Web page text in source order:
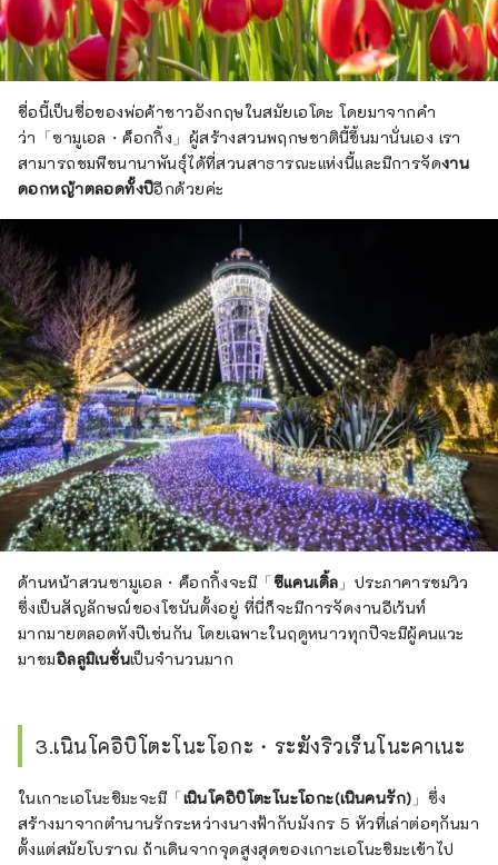
ชื่อนี้เป็นชื่อของพ่อค้าชาวอังกฤษในสมัยเอโดะ โดยมาจากคำ
ว่า「ซามูเอล・ค็อกกิ้ง」ผู้สร้างสวนพฤกษชาตินี้ขึ้นมานั่นเอง เรา
สามารถชมพืชนานาพันธุ์ได้ที่สวนสาธารณะแห่งนี้และมีการจัดงาน
ดอกหญ้าตลอดทั้งปีอีกด้วยค่ะ
ด้านหน้าสวนซามูเอล・ค็อกกิ้งจะมี「ซีแคนเดิ้ล 」ประภาคารชมวิว
ซึ่งเป็นสัญลักษณ์ของโชนันตั้งอยู่ ที่นี่ก็จะมีการจัดงานอีเว้นท์
มากมายตลอดทังปีเช่นกัน โดยเฉพาะในฤดูหนาวทุกปีจะมีผู้คนแวะ
มาชมอิลลูมิเนชั่นเป็นจำนวนมาก
3.เนินโคอิบิโตะโนะโอกะ・ระฆังริวเร็นโนะคาเนะ
ในเกาะเอโนะชิมะจะมี「เนินโคอิบิโตะโนะโอกะ(เนินคนรัก) 」ซึ่ง
สร้างมาจากตำนานรักระหว่างนางฟ้ากับมังกร 5 หัวที่เล่าต่อๆกันมา
ตั้งแต่สมัยโบราณ ถ้าเดินจากจุดสูงสุดของเกาะเอโนะชิมะเข้าไป